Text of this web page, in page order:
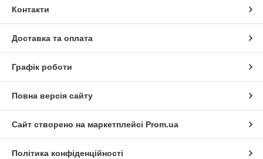
Контакти
Доставка та оплата
Графік роботи
Повна версія сайту
Сайт створено на маркетплейсі Prom.ua
Політика конфіденційності